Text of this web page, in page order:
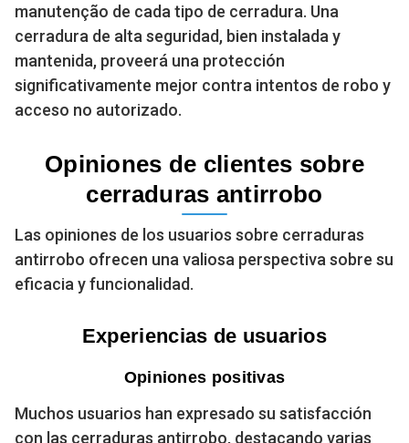
manutenção de cada tipo de cerradura. Una
cerradura de alta seguridad, bien instalada y
mantenida, proveerá una protección
significativamente mejor contra intentos de robo y
acceso no autorizado.
Opiniones de clientes sobre
cerraduras antirrobo
Las opiniones de los usuarios sobre cerraduras
antirrobo ofrecen una valiosa perspectiva sobre su
eficacia y funcionalidad.
Experiencias de usuarios
Opiniones positivas
Muchos usuarios han expresado su satisfacción
con las cerraduras antirrobo, destacando varias